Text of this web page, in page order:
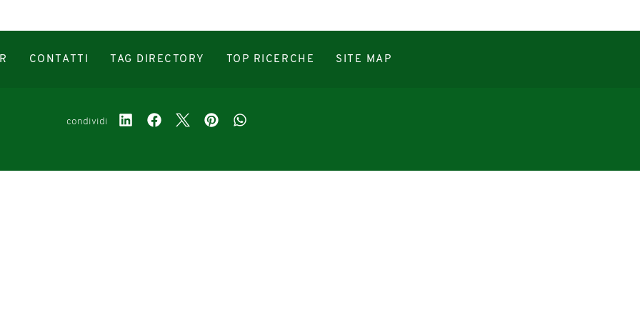
CONTATTI TAG DIRECTORY TOP RICERCHE SITE MAP
condividi